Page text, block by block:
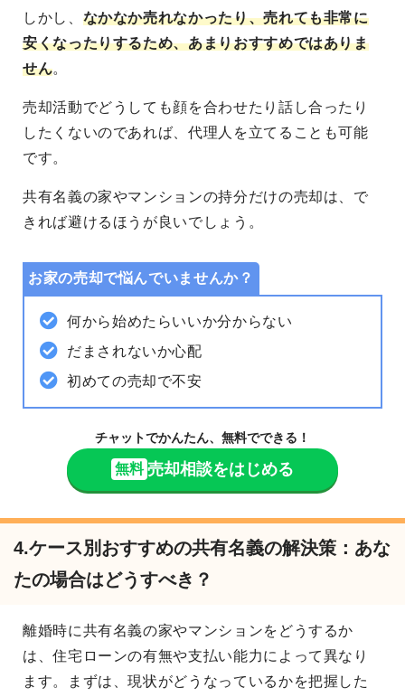
しかし、 なかなか売れなかったり、売れても非常に
安くなったりするため、あまりおすすめではありま
せん。
売却活動でどうしても顔を合わせたり話し合ったり
したくないのであれば、代理人を立てることも可能
です。
共有名義の家やマンションの持分だけの売却は、で
きれば避けるほうが良いでしょう。
お家の売却で悩んでいませんか？
何から始めたらいいか分からない
だまされないか心配
初めての売却で不安
チャットでかんたん、無料でできる！
無料 売却相談をはじめる
4.ケース別おすすめの共有名義の解決策：あな
たの場合はどうすべき？
離婚時に共有名義の家やマンションをどうするか
は、住宅ローンの有無や支払い能力によって異なり
ます。まずは、現状がどうなっているかを把握した